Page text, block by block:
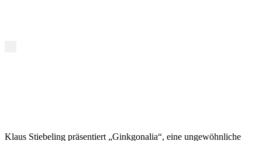
Klaus Stiebeling präsentiert „Ginkgonalia“, eine ungewöhnliche